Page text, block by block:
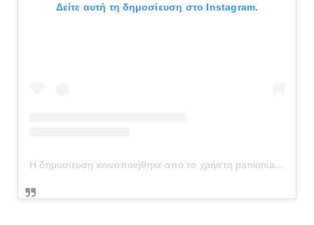
Δείτε αυτή τη δημοσίευση στο Instagram.
Η δημοσίευση κοινοποιήθηκε από το χρήστη panionianea.gr (@panionianea.gr)